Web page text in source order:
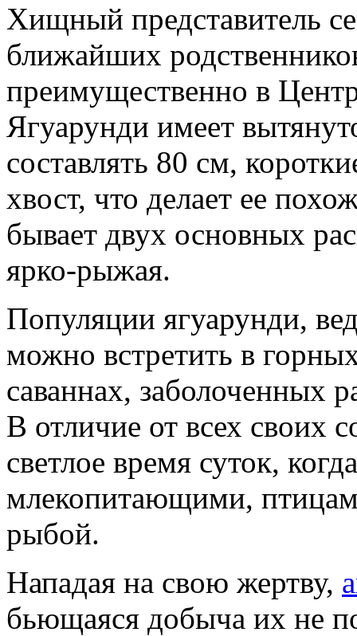
Хищный представитель
ближайших
преимущественно в
Ягуарунди имеет
составлять 80 см,
хвост, что делает ее
бывает двух основных
ярко-рыжая.
Популяции ягуарунди,
можно встретить в
саваннах, заболоченных
В отличие от всех своих
светлое время суток,
млекопитающими,
рыбой.
Нападая на свою жертву,
бьющаяся добыча их не